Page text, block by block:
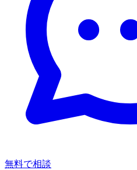
無料で相談